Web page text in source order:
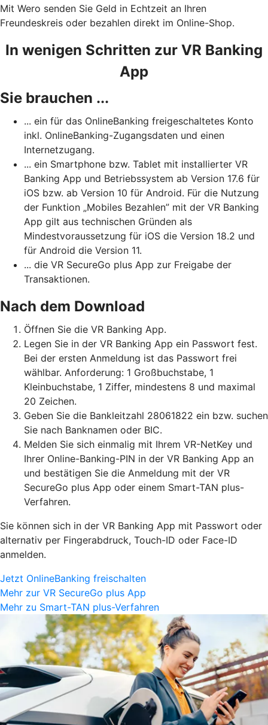
Mit Wero senden Sie Geld in Echtzeit an Ihren
Freundeskreis oder bezahlen direkt im Online-Shop.
In wenigen Schritten zur VR Banking
App
Sie brauchen ...
... ein für das OnlineBanking freigeschaltetes Konto
inkl. OnlineBanking-Zugangsdaten und einen
Internetzugang.
... ein Smartphone bzw. Tablet mit installierter VR
Banking App und Betriebssystem ab Version 17.6 für
iOS bzw. ab Version 10 für Android. Für die Nutzung
der Funktion „Mobiles Bezahlen” mit der VR Banking
App gilt aus technischen Gründen als
Mindestvoraussetzung für iOS die Version 18.2 und
für Android die Version 11.
... die VR SecureGo plus App zur Freigabe der
Transaktionen.
Nach dem Download
Öffnen Sie die VR Banking App.
Legen Sie in der VR Banking App ein Passwort fest.
Bei der ersten Anmeldung ist das Passwort frei
wählbar. Anforderung: 1 Großbuchstabe, 1
Kleinbuchstabe, 1 Ziffer, mindestens 8 und maximal
20 Zeichen.
Geben Sie die Bankleitzahl 28061822 ein bzw. suchen
Sie nach Banknamen oder BIC.
Melden Sie sich einmalig mit Ihrem VR-NetKey und
Ihrer Online-Banking-PIN in der VR Banking App an
und bestätigen Sie die Anmeldung mit der VR
SecureGo plus App oder einem Smart-TAN plus-
Verfahren.
Sie können sich in der VR Banking App mit Passwort oder
alternativ per Fingerabdruck, Touch-ID oder Face-ID
anmelden.
Jetzt OnlineBanking freischalten
Mehr zur VR SecureGo plus App
Mehr zu Smart-TAN plus-Verfahren